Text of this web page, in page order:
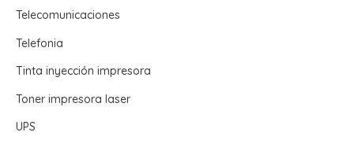
Telecomunicaciones
Telefonia
Tinta inyección impresora
Toner impresora laser
UPS